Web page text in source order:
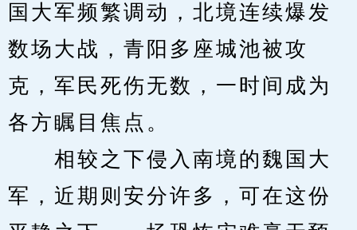
国大军频繁调动，北境连续爆发
数场大战，青阳多座城池被攻
克，军民死伤无数，一时间成为
各方瞩目焦点。
相较之下侵入南境的魏国大
军，近期则安分许多，可在这份